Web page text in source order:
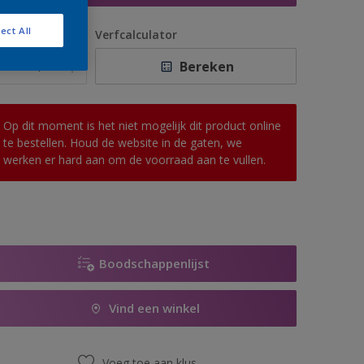
Verfcalculator
Bereken
Op dit moment is het niet mogelijk dit product online
te bestellen. Houd de website in de gaten, we
werken er hard aan om de voorraad aan te vullen.
Boodschappenlijst
Vind een winkel
All